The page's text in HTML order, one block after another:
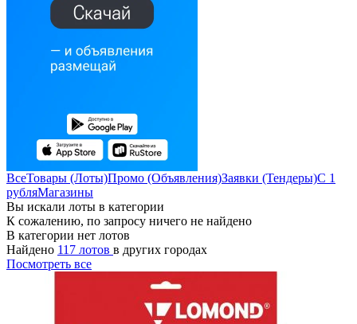
ВсеТовары (Лоты)Промо (Объявления)Заявки (Тендеры)С 1
рубляМагазины
Вы искали лоты в категории
К сожалению, по запросу ничего не найдено
В категории нет лотов
Найдено 117 лотов в других городах
Посмотреть все